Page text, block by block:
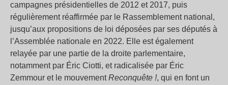
campagnes présidentielles de 2012 et 2017, puis
régulièrement réaffirmée par le Rassemblement national,
jusqu’aux propositions de loi déposées par ses députés à
l’Assemblée nationale en 2022. Elle est également
relayée par une partie de la droite parlementaire,
notamment par Éric Ciotti, et radicalisée par Éric
Zemmour et le mouvementReconquête !, qui en font un